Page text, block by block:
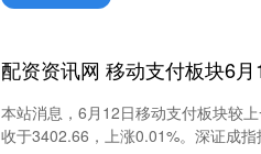
本站消息，6月12日移动支付板块较
收于3402.66，上涨0.01%。深证成